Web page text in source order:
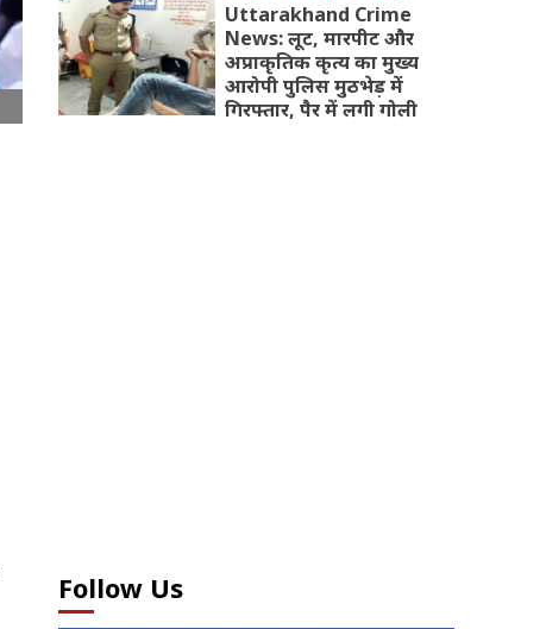
Uttarakhand Crime
News: लूट, मारपीट और
अप्राकृतिक कृत्य का मुख्य
आरोपी पुलिस मुठभेड़ में
गिरफ्तार, पैर में लगी गोली
Follow Us